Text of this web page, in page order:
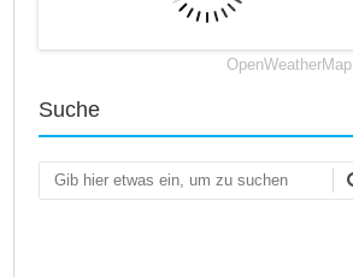
OpenWeatherMap
Suche
Suchen